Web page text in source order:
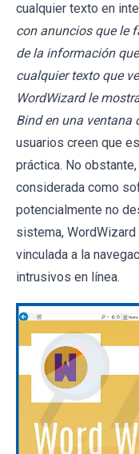
cualquier texto en
con anuncios que le
de la información
cualquier texto que
WordWizard le
Bind en una ventana
usuarios creen que
práctica. No
considerada como
potencialmente no
sistema,
vinculada a la
intrusivos en línea.